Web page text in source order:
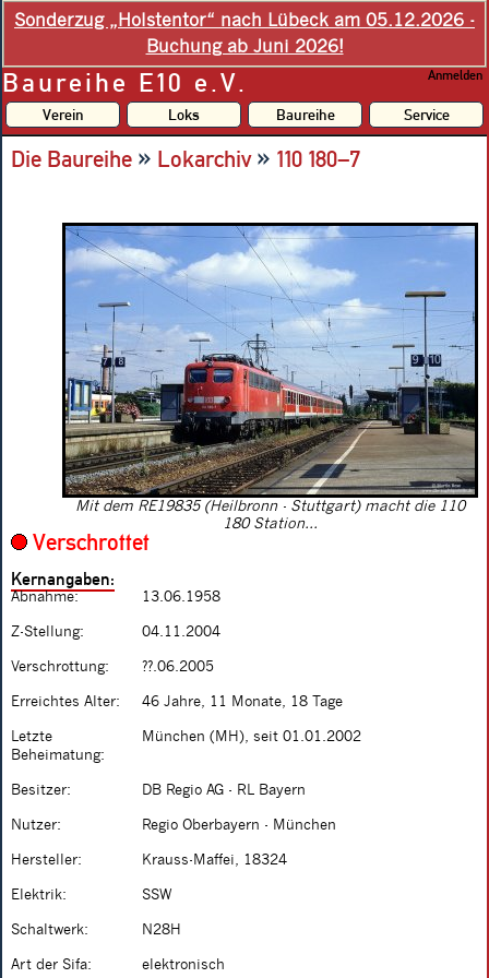
Sonderzug „Holstentor“ nach Lübeck am 05.12.2026 -
Buchung ab Juni 2026!
Baureihe E10 e.V. Anmelden
Verein Loks Baureihe Service
Die Baureihe » Lokarchiv» 110 180–7
Mit dem RE19835 (Heilbronn - Stuttgart) macht die 110
180 Station...
Verschrottet
Kernangaben:
Abnahme: 13.06.1958
Z-Stellung: 04.11.2004
Verschrottung: ??.06.2005
Erreichtes Alter: 46 Jahre, 11 Monate, 18 Tage
Letzte
Beheimatung:
München (MH), seit 01.01.2002
Besitzer: DB Regio AG - RL Bayern
Nutzer: Regio Oberbayern - München
Hersteller: Krauss-Maffei, 18324
Elektrik: SSW
Schaltwerk: N28H
Art der Sifa: elektronisch